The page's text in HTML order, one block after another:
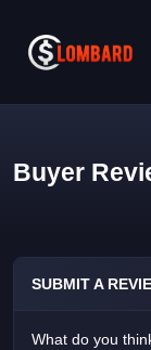
Buyer
SUBMIT A
What do you